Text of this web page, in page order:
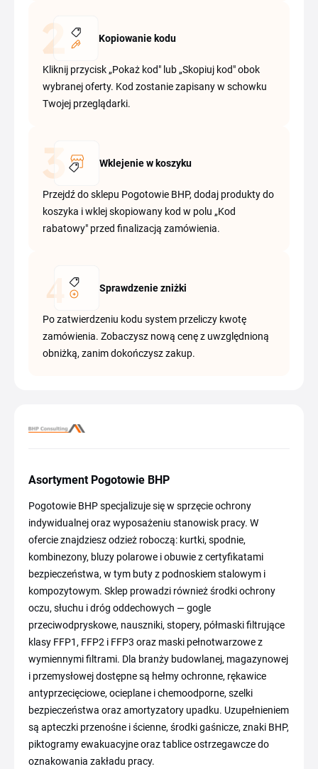
Kopiowanie kodu
Kliknij przycisk „Pokaż kod" lub „Skopiuj kod" obok
wybranej oferty. Kod zostanie zapisany w schowku
Twojej przeglądarki.
Wklejenie w koszyku
Przejdź do sklepu Pogotowie BHP, dodaj produkty do
koszyka i wklej skopiowany kod w polu „Kod
rabatowy" przed finalizacją zamówienia.
Sprawdzenie zniżki
Po zatwierdzeniu kodu system przeliczy kwotę
zamówienia. Zobaczysz nową cenę z uwzględnioną
obniżką, zanim dokończysz zakup.
Asortyment Pogotowie BHP
Pogotowie BHP specjalizuje się w sprzęcie ochrony
indywidualnej oraz wyposażeniu stanowisk pracy. W
ofercie znajdziesz odzież roboczą: kurtki, spodnie,
kombinezony, bluzy polarowe i obuwie z certyfikatami
bezpieczeństwa, w tym buty z podnoskiem stalowym i
kompozytowym. Sklep prowadzi również środki ochrony
oczu, słuchu i dróg oddechowych — gogle
przeciwodpryskowe, nauszniki, stopery, półmaski filtrujące
klasy FFP1, FFP2 i FFP3 oraz maski pełnotwarzowe z
wymiennymi filtrami. Dla branży budowlanej, magazynowej
i przemysłowej dostępne są hełmy ochronne, rękawice
antyprzecięciowe, ocieplane i chemoodporne, szelki
bezpieczeństwa oraz amortyzatory upadku. Uzupełnieniem
są apteczki przenośne i ścienne, środki gaśnicze, znaki BHP,
piktogramy ewakuacyjne oraz tablice ostrzegawcze do
oznakowania zakładu pracy.